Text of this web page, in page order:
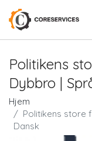
Politikens
Dybbro |
Hjem
Politikens store
Dansk